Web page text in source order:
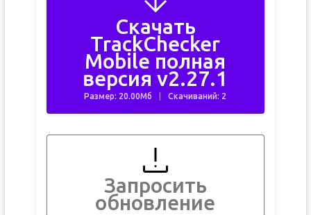
Скачать
TrackChecker
Mobile полная
версия v2.27.1
Размер: 20.00Мб Скачиваний: 2
Запросить
обновление